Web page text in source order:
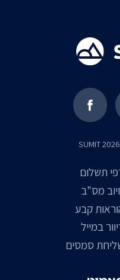
SUMIT
תשלום
מס"ב
קבע
במייל
סמסים